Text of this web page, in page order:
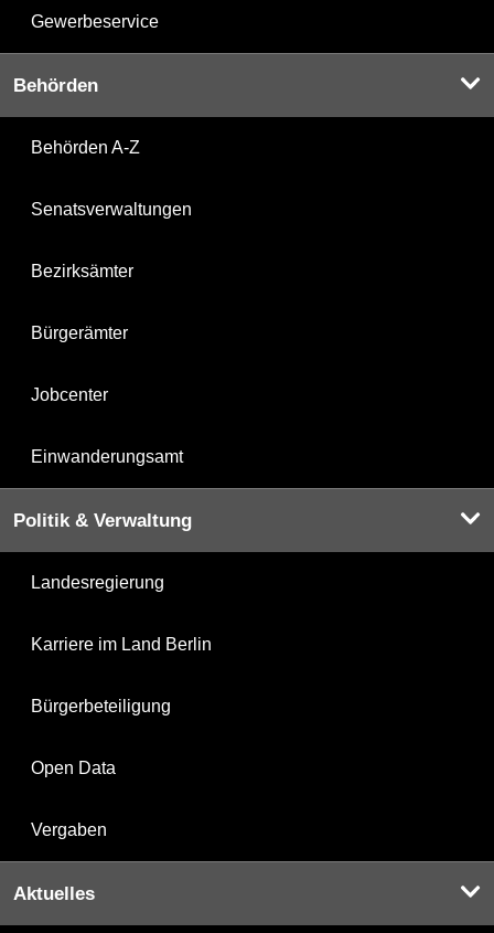
Gewerbeservice
Behörden
Behörden A-Z
Senatsverwaltungen
Bezirksämter
Bürgerämter
Jobcenter
Einwanderungsamt
Politik & Verwaltung
Landesregierung
Karriere im Land Berlin
Bürgerbeteiligung
Open Data
Vergaben
Aktuelles